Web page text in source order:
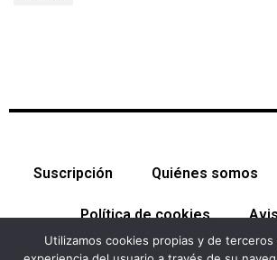
Suscripción Quiénes somos
Política de cookies
Utilizamos cookies propias y de terceros